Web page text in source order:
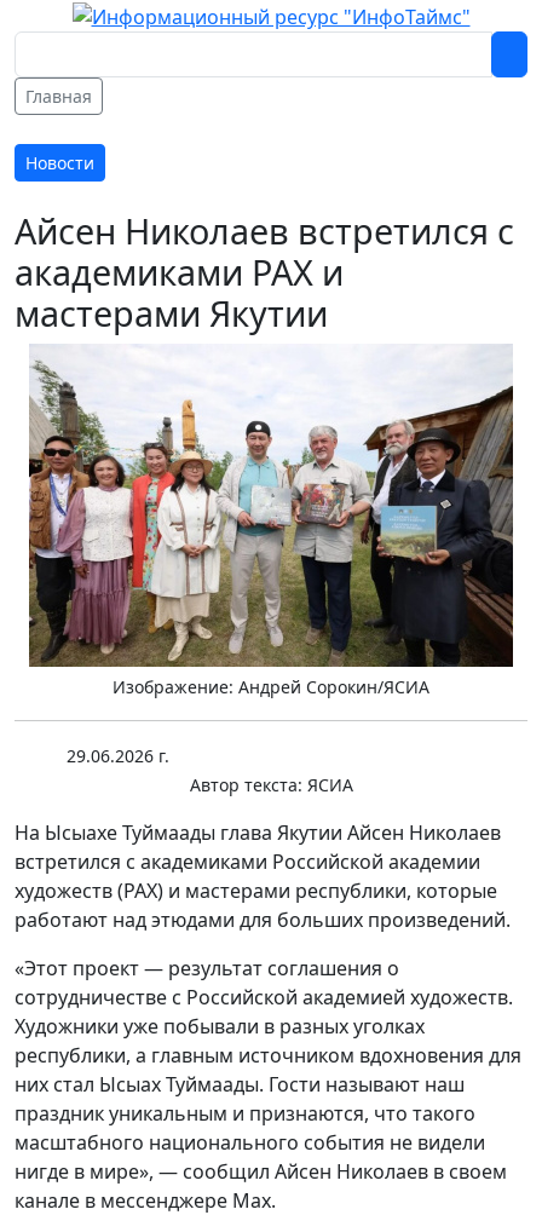
Главная
Новости
Айсен Николаев встретился с
академиками РАХ и
мастерами Якутии
Изображение: Андрей Сорокин/ЯСИА
29.06.2026 г.
Автор текста: ЯСИА
На Ысыахе Туймаады глава Якутии Айсен Николаев
встретился с академиками Российской академии
художеств (РАХ) и мастерами республики, которые
работают над этюдами для больших произведений.
«Этот проект — результат соглашения о
сотрудничестве с Российской академией художеств.
Художники уже побывали в разных уголках
республики, а главным источником вдохновения для
них стал Ысыах Туймаады. Гости называют наш
праздник уникальным и признаются, что такого
масштабного национального события не видели
нигде в мире», — сообщил Айсен Николаев в своем
канале в мессенджере Max.